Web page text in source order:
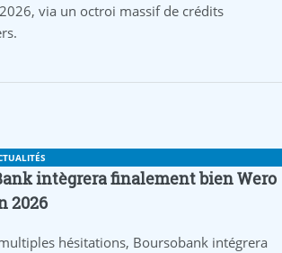
via un octroi massif de crédits
intègrera finalement bien Wero
2026
hésitations, Boursobank intégrera